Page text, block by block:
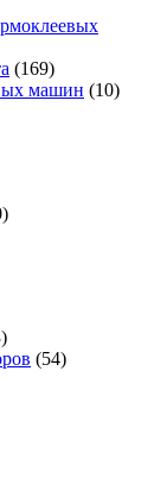
(169)
машин (10)
(54)